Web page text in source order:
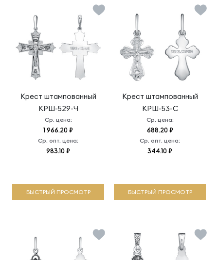
Крест штампованный
КРШ-529-Ч
Ср. цена:
1 966.20 ₽
Ср. опт. цена:
983.10 ₽
БЫСТРЫЙ ПРОСМОТР
Крест штампованный
КРШ-53-С
Ср. цена:
688.20 ₽
Ср. опт. цена:
344.10 ₽
БЫСТРЫЙ ПРОСМОТР